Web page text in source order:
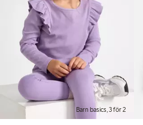
Barn basics, 3 för 2